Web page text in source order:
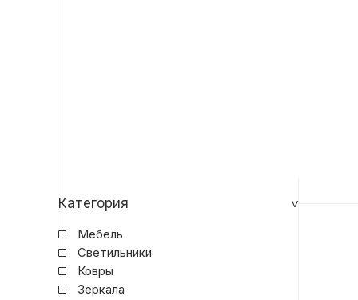
Категория
Мебель
Светильники
Ковры
Зеркала